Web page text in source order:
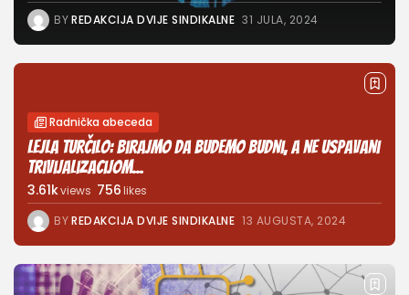
BYREDAKCIJA DVIJE SINDIKALNE 31 JULA, 2024
Radnička abeceda
Lejla Turčilo: Birajmo da budemo budni, a ne uspavani
trivijalizacijom...
3.61kviews 756likes
BYREDAKCIJA DVIJE SINDIKALNE 13 AUGUSTA, 2024